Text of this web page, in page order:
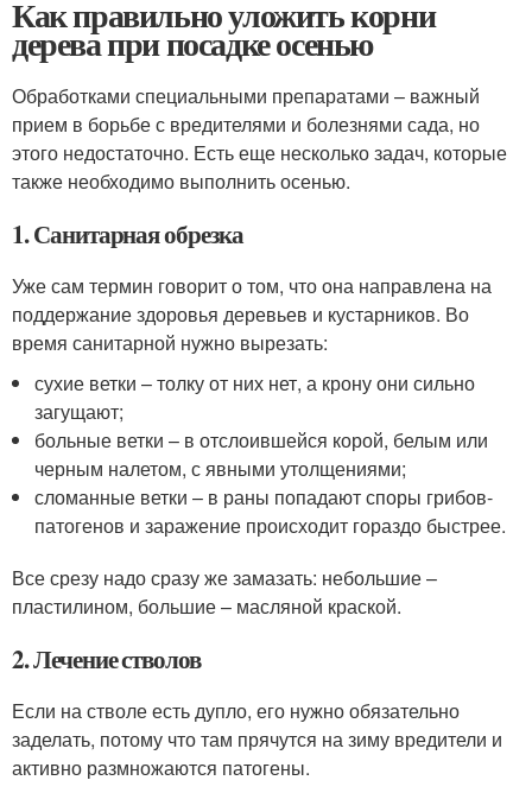
Как правильно уложить корни
дерева при посадке осенью
Обработками специальными препаратами – важный
прием в борьбе с вредителями и болезнями сада, но
этого недостаточно. Есть еще несколько задач, которые
также необходимо выполнить осенью.
1. Санитарная обрезка
Уже сам термин говорит о том, что она направлена на
поддержание здоровья деревьев и кустарников. Во
время санитарной нужно вырезать:
сухие ветки – толку от них нет, а крону они сильно
загущают;
больные ветки – в отслоившейся корой, белым или
черным налетом, с явными утолщениями;
сломанные ветки – в раны попадают споры грибов-
патогенов и заражение происходит гораздо быстрее.
Все срезу надо сразу же замазать: небольшие –
пластилином, большие – масляной краской.
2. Лечение стволов
Если на стволе есть дупло, его нужно обязательно
заделать, потому что там прячутся на зиму вредители и
активно размножаются патогены.